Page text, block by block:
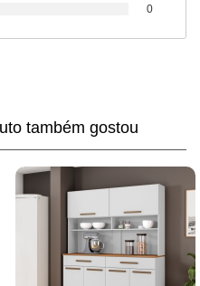
0
também gostou